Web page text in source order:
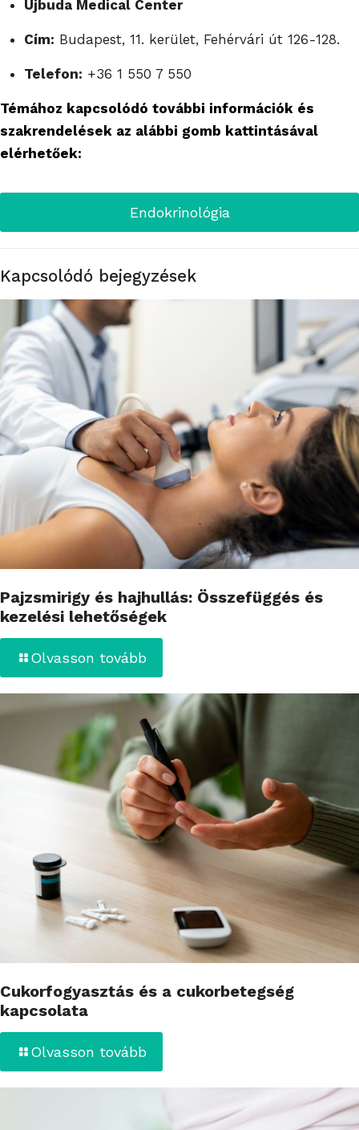
Újbuda Medical Center
Cím: Budapest, 11. kerület, Fehérvári út 126-128.
Telefon: +36 1 550 7 550
Témához kapcsolódó további információk és
szakrendelések az alábbi gomb kattintásával
elérhetőek:
Endokrinológia
Kapcsolódó bejegyzések
Pajzsmirigy és hajhullás: Összefüggés és
kezelési lehetőségek
Olvasson tovább
Cukorfogyasztás és a cukorbetegség
kapcsolata
Olvasson tovább